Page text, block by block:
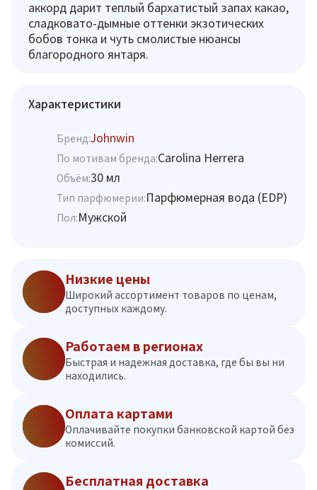
аккорд дарит теплый бархатистый запах какао,
сладковато-дымные оттенки экзотических
бобов тонка и чуть смолистые нюансы
благородного янтаря.
Характеристики
Бренд:Johnwin
По мотивам бренда:Carolina Herrera
Объём:30 мл
Тип парфюмерии:Парфюмерная вода (EDP)
Пол:Мужской
Низкие цены
Широкий ассортимент товаров по ценам,
доступных каждому.
Работаем в регионах
Быстрая и надежная доставка, где бы вы ни
находились.
Оплата картами
Оплачивайте покупки банковской картой без
комиссий.
Бесплатная доставка